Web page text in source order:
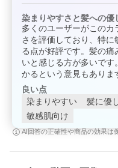
染まりやすさと髪への
多くのユーザーがこの
さを評価しており、特に
る点が好評です。髪の
いと感じる方が多いで
かるという意見もありま
良い点
染まりやすい
髪に優
敏感肌向け
AI回答の正確性や商品の効果は